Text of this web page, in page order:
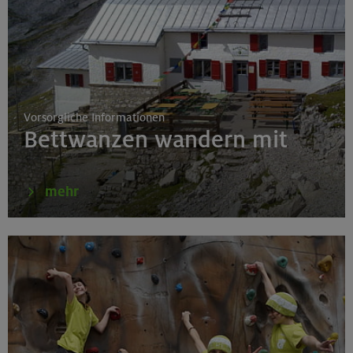
16.08.26
Schnupperkletterkurs indoor
München
18.08.26
Klettertreff Kids in den Sommerferien für 8-12 Jährige
18.08.26
Klettertreff Kids in den Sommerferien für 8-12 Jährige
Vorsorgliche Informationen
Bettwanzen wandern mit
mehr